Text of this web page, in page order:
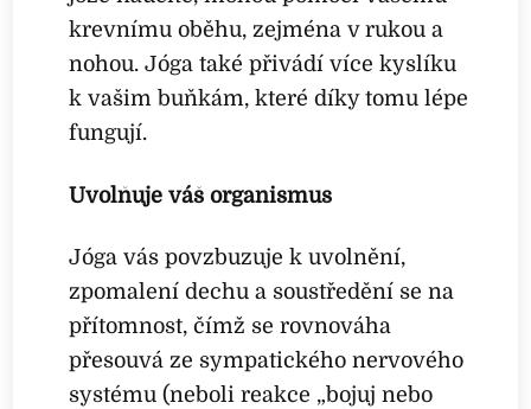
krevnímu oběhu, zejména v rukou a
nohou. Jóga také přivádí více kyslíku
k vašim buňkám, které díky tomu lépe
fungují.
Uvolňuje váš organismus
Jóga vás povzbuzuje k uvolnění,
zpomalení dechu a soustředění se na
přítomnost, čímž se rovnováha
přesouvá ze sympatického nervového
systému (neboli reakce „bojuj nebo